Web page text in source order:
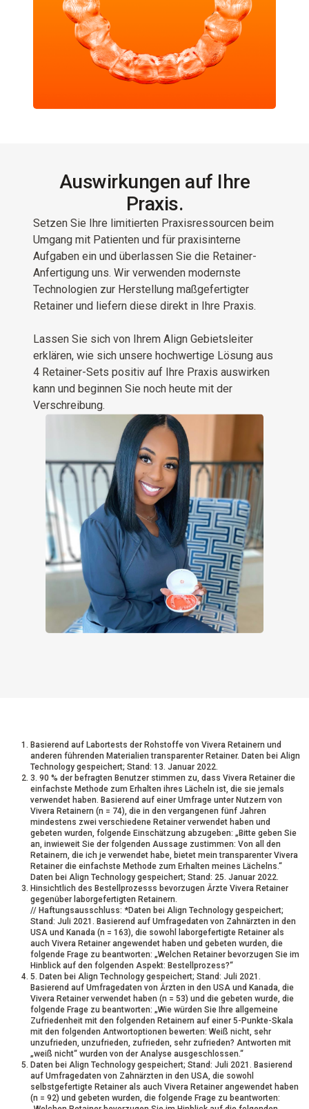
Auswirkungen auf Ihre
Praxis.
Setzen Sie Ihre limitierten Praxisressourcen beim
Umgang mit Patienten und für praxisinterne
Aufgaben ein und überlassen Sie die Retainer-
Anfertigung uns. Wir verwenden modernste
Technologien zur Herstellung maßgefertigter
Retainer und liefern diese direkt in Ihre Praxis.
Lassen Sie sich von Ihrem Align Gebietsleiter
erklären, wie sich unsere hochwertige Lösung aus
4 Retainer-Sets positiv auf Ihre Praxis auswirken
kann und beginnen Sie noch heute mit der
Verschreibung.
Basierend auf Labortests der Rohstoffe von Vivera Retainern und
anderen führenden Materialien transparenter Retainer. Daten bei Align
Technology gespeichert; Stand: 13. Januar 2022.
3. 90 % der befragten Benutzer stimmen zu, dass Vivera Retainer die
einfachste Methode zum Erhalten ihres Lächeln ist, die sie jemals
verwendet haben. Basierend auf einer Umfrage unter Nutzern von
Vivera Retainern (n = 74), die in den vergangenen fünf Jahren
mindestens zwei verschiedene Retainer verwendet haben und
gebeten wurden, folgende Einschätzung abzugeben: „Bitte geben Sie
an, inwieweit Sie der folgenden Aussage zustimmen: Von all den
Retainern, die ich je verwendet habe, bietet mein transparenter Vivera
Retainer die einfachste Methode zum Erhalten meines Lächelns.“
Daten bei Align Technology gespeichert; Stand: 25. Januar 2022.
Hinsichtlich des Bestellprozesss bevorzugen Ärzte Vivera Retainer
gegenüber laborgefertigten Retainern.
// Haftungsausschluss: *Daten bei Align Technology gespeichert;
Stand: Juli 2021. Basierend auf Umfragedaten von Zahnärzten in den
USA und Kanada (n = 163), die sowohl laborgefertigte Retainer als
auch Vivera Retainer angewendet haben und gebeten wurden, die
folgende Frage zu beantworten: „Welchen Retainer bevorzugen Sie im
Hinblick auf den folgenden Aspekt: Bestellprozess?“
5. Daten bei Align Technology gespeichert; Stand: Juli 2021.
Basierend auf Umfragedaten von Ärzten in den USA und Kanada, die
Vivera Retainer verwendet haben (n = 53) und die gebeten wurde, die
folgende Frage zu beantworten: „Wie würden Sie Ihre allgemeine
Zufriedenheit mit den folgenden Retainern auf einer 5-Punkte-Skala
mit den folgenden Antwortoptionen bewerten: Weiß nicht, sehr
unzufrieden, unzufrieden, zufrieden, sehr zufrieden? Antworten mit
„weiß nicht“ wurden von der Analyse ausgeschlossen.“
Daten bei Align Technology gespeichert; Stand: Juli 2021. Basierend
auf Umfragedaten von Zahnärzten in den USA, die sowohl
selbstgefertigte Retainer als auch Vivera Retainer angewendet haben
(n = 92) und gebeten wurden, die folgende Frage zu beantworten: